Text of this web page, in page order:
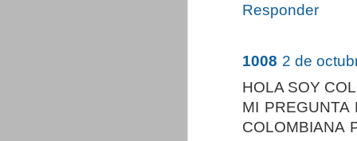
Responder
1008 2 de
HOLA SOY
MI PREGUNTA
COLOMBIANA